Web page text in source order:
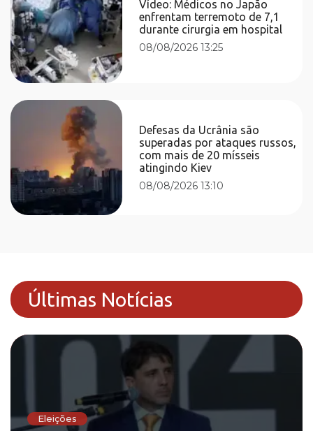
Vídeo: Médicos no Japão
enfrentam terremoto de 7,1
durante cirurgia em hospital
08/08/2026 13:25
Defesas da Ucrânia são
superadas por ataques russos,
com mais de 20 mísseis
atingindo Kiev
08/08/2026 13:10
Últimas Notícias
Eleições